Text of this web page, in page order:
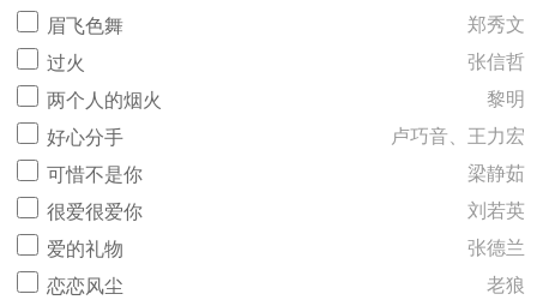
眉飞色舞
郑秀文
过火
张信哲
两个人的烟火
黎明
好心分手
卢巧音、王力宏
可惜不是你
梁静茹
很爱很爱你
刘若英
爱的礼物
张德兰
恋恋风尘
老狼